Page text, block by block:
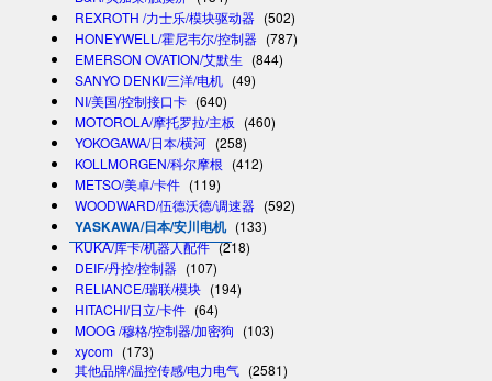
REXROTH /力士乐/模块驱动器 (502)
HONEYWELL/霍尼韦尔/控制器 (787)
EMERSON OVATION/艾默生 (844)
SANYO DENKI/三洋/电机 (49)
NI/美国/控制接口卡 (640)
MOTOROLA/摩托罗拉/主板 (460)
YOKOGAWA/日本/横河 (258)
KOLLMORGEN/科尔摩根 (412)
METSO/美卓/卡件 (119)
WOODWARD/伍德沃德/调速器 (592)
YASKAWA/日本/安川电机 (133)
KUKA/库卡/机器人配件 (218)
DEIF/丹控/控制器 (107)
RELIANCE/瑞联/模块 (194)
HITACHI/日立/卡件 (64)
MOOG /穆格/控制器/加密狗 (103)
xycom (173)
其他品牌/温控传感/电力电气 (2581)